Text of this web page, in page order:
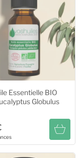
Essentielle BIO
Globulus
Essentielle BIO